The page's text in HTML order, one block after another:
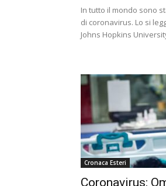
In tutto il mondo sono
di coronavirus. Lo si
Johns Hopkins
Cronaca Esteri
Coronavirus: